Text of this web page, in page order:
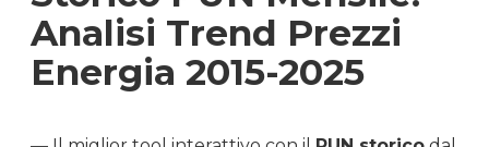
Analisi Trend Prezzi
Energia 2015-2025